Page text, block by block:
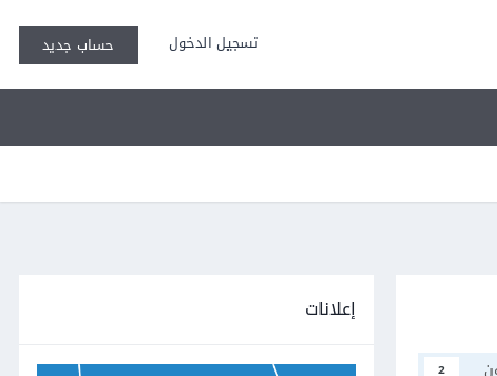
تسجيل الدخول حساب جديد
2
إعلانات